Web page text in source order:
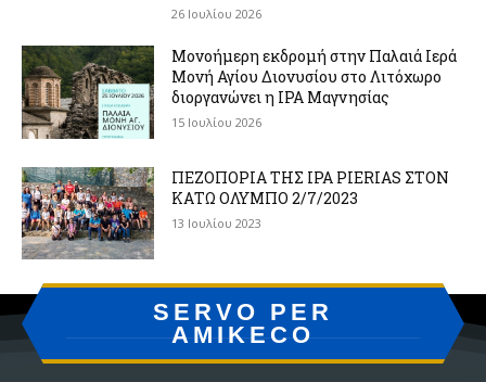
26 Ιουλίου 2026
Μονοήμερη εκδρομή στην Παλαιά Ιερά
Μονή Αγίου Διονυσίου στο Λιτόχωρο
διοργανώνει η IPA Μαγνησίας
15 Ιουλίου 2026
ΠΕΖΟΠΟΡΙΑ ΤΗΣ IPA PIERIAS ΣΤΟΝ
ΚΑΤΩ ΟΛΥΜΠΟ 2/7/2023
13 Ιουλίου 2023
SERVO PER
AMIKECO